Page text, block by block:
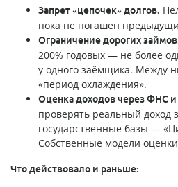
Запрет «цепочек» долгов.
пока не погашен
Ограничение дорогих
200% годовых — не более
у одного заёмщика. Между
«период охлаждения».
Оценка доходов через ФНС
проверять реальный доход
государственные базы —
Собственные модели
Что действовало и раньше: